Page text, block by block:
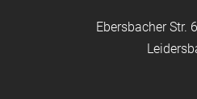
Ebersbacher Str.